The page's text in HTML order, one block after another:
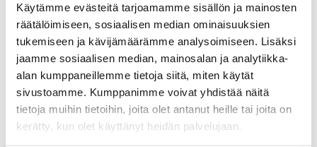
Käytämme evästeitä tarjoamamme sisällön ja mainosten
räätälöimiseen, sosiaalisen median ominaisuuksien
tukemiseen ja kävijämäärämme analysoimiseen. Lisäksi
jaamme sosiaalisen median, mainosalan ja analytiikka-
alan kumppaneillemme tietoja siitä, miten käytät
sivustoamme. Kumppanimme voivat yhdistää näitä
tietoja muihin tietoihin, joita olet antanut heille tai joita on
kerätty, kun olet käyttänyt heidän palvelujaan.
uudisrakentamisen ja maisemoinnin vanhaa
kunnioittavasta toteuttamisesta. Tilan historia ja
perinteet ovat todella säilyttämisen arvoisia. Iitti
Golf sai tilan haltuunsa hyvään aikaan, sillä tila
olisi saattanut päästä ajan kuluessa pahasti
ränsistymään jakamattoman kuolinpesän
hallussa. Nyt hyöty on molemminpuolinen: Iitti
Golf pystyy tarjoamaan golfin ystäville ja